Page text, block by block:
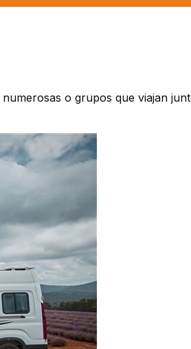
o grupos que viajan